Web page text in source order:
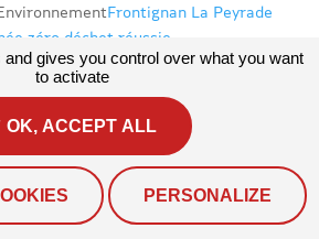
Frontignan La Peyrade
zéro déchet réussie
de 9h à 12h, la commune de...
gives you control over what you want
to activate
OK, ACCEPT ALL
PERSONALIZE